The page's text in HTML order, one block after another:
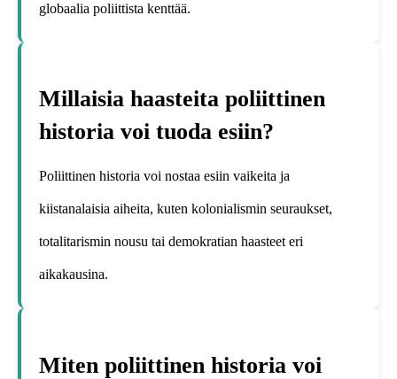
globaalia poliittista kenttää.
Millaisia haasteita poliittinen
historia voi tuoda esiin?
Poliittinen historia voi nostaa esiin vaikeita ja
kiistanalaisia aiheita, kuten kolonialismin seuraukset,
totalitarismin nousu tai demokratian haasteet eri
aikakausina.
Miten poliittinen historia voi